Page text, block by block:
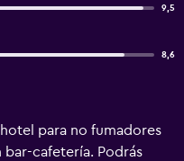
9,5
8,6
para no fumadores
cafetería. Podrás